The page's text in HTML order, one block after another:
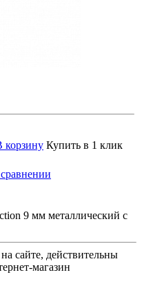
корзину Купить в 1 клик
9 мм металлический с
сайте, действительны
магазин